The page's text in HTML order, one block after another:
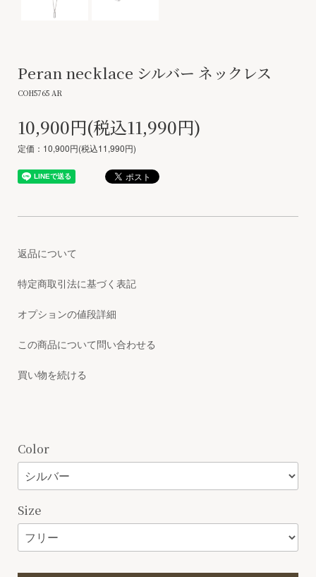
Peran necklace シルバー ネックレス
COH5765 AR
10,900円(税込11,990円)
定価：10,900円(税込11,990円)
返品について
特定商取引法に基づく表記
オプションの値段詳細
この商品について問い合わせる
買い物を続ける
Color
Size